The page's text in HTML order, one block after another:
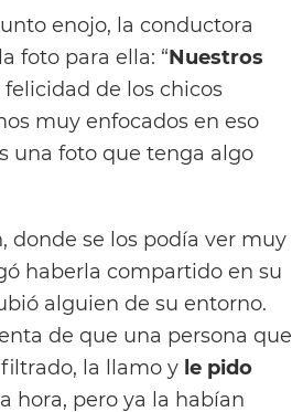
enojo, la conductora
foto para ella: “Nuestros
felicidad de los chicos
muy enfocados en eso
una foto que tenga algo
donde se los podía ver muy
haberla compartido en su
alguien de su entorno.
de que una persona que
la llamo y le pido
hora, pero ya la habían